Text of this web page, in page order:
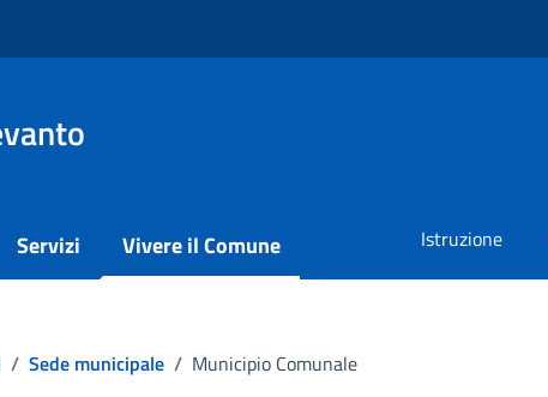
Servizi Vivere il Comune Istruzione
/ Sede municipale / Municipio Comunale